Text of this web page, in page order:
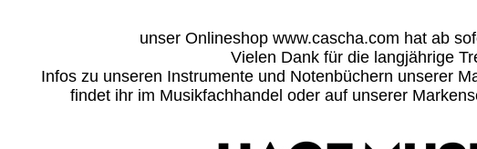
unser Onlineshop www.cascha.com hat ab
Vielen Dank für die langjährige
Infos zu unseren Instrumente und Notenbüchern unserer
findet ihr im Musikfachhandel oder auf unserer